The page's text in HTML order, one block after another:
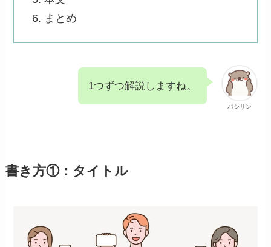
まとめ
パシサン
1つずつ解説しますね。
書き方①：タイトル